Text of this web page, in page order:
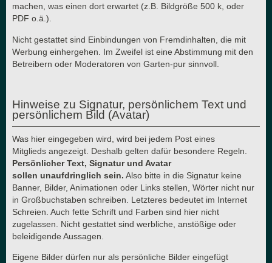
machen, was einen dort erwartet (z.B. Bildgröße 500 k, oder
PDF o.ä.).
Nicht gestattet sind Einbindungen von Fremdinhalten, die mit
Werbung einhergehen. Im Zweifel ist eine Abstimmung mit den
Betreibern oder Moderatoren von Garten-pur sinnvoll.
Hinweise zu Signatur, persönlichem Text und
persönlichem Bild (Avatar)
Was hier eingegeben wird, wird bei jedem Post eines
Mitglieds angezeigt. Deshalb gelten dafür besondere Regeln.
Persönlicher Text, Signatur und Avatar
sollen unaufdringlich sein. Also bitte in die Signatur keine
Banner, Bilder, Animationen oder Links stellen, Wörter nicht nur
in Großbuchstaben schreiben. Letzteres bedeutet im Internet
Schreien. Auch fette Schrift und Farben sind hier nicht
zugelassen. Nicht gestattet sind werbliche, anstößige oder
beleidigende Aussagen.
Eigene Bilder dürfen nur als persönliche Bilder eingefügt